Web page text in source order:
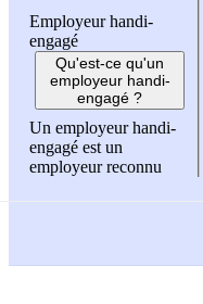
Employeur handi-
engagé
Qu'est-ce qu'un
employeur handi-
engagé ?
Un employeur handi-
engagé est un
employeur reconnu